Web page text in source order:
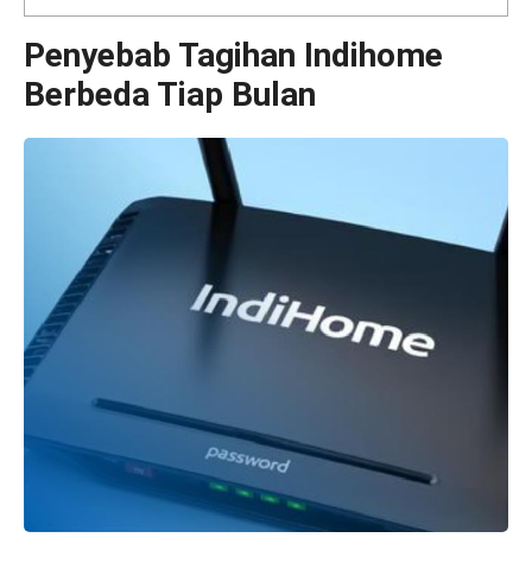
Penyebab Tagihan Indihome
Berbeda Tiap Bulan